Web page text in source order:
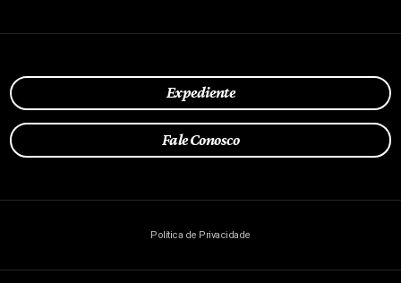
Expediente
Fale Conosco
Política de Privacidade